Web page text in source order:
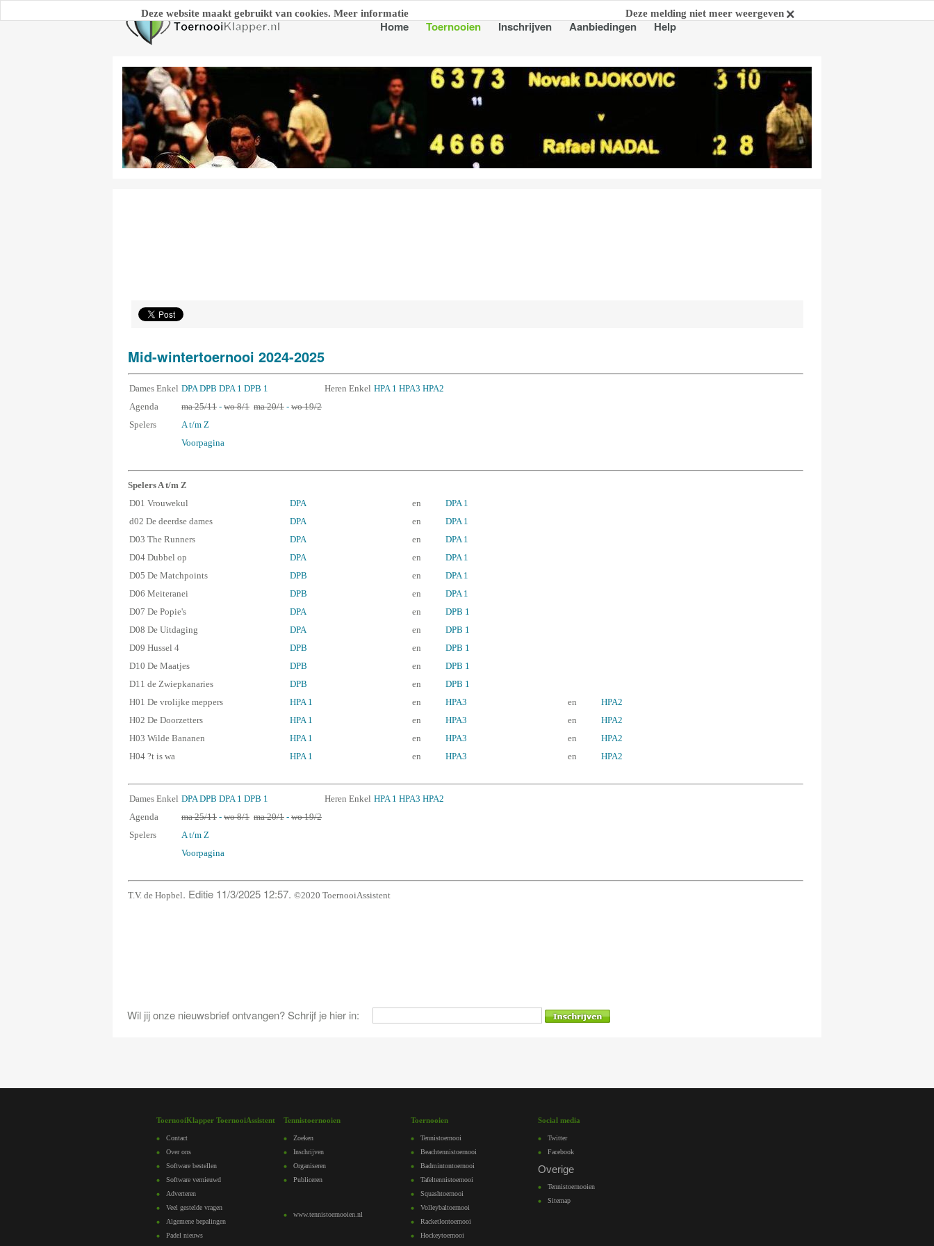
Mid-wintertoernooi 2024-2025
Dames Enkel DPA DPB DPA 1 DPB 1 Heren Enkel HPA 1 HPA3 HPA2
Agenda
ma 25/11 - wo 8/1 ma 20/1 - wo 19/2
Spelers
A t/m Z
Voorpagina
Spelers A t/m Z
D01 Vrouwekul
DPA en
DPA 1
d02 De deerdse dames
DPA en
DPA 1
D03 The Runners
DPA en
DPA 1
D04 Dubbel op
DPA en
DPA 1
D05 De Matchpoints
DPB en
DPA 1
D06 Meiteranei
DPB en
DPA 1
D07 De Popie's
DPA en
DPB 1
D08 De Uitdaging
DPA en
DPB 1
D09 Hussel 4
DPB en
DPB 1
D10 De Maatjes
DPB en
DPB 1
D11 de Zwiepkanaries
DPB en
DPB 1
H01 De vrolijke meppers
HPA 1 en HPA3 en
HPA2
H02 De Doorzetters
HPA 1 en HPA3 en
HPA2
H03 Wilde Bananen
HPA 1 en HPA3 en
HPA2
H04 ?t is wa
HPA 1 en HPA3 en HPA2
Dames Enkel DPA DPB DPA 1 DPB 1 Heren Enkel HPA 1 HPA3 HPA2
Agenda
ma 25/11 - wo 8/1 ma 20/1 - wo 19/2
Spelers
A t/m Z
Voorpagina
T.V. de Hopbel. Editie 11/3/2025 12:57. ©2020 ToernooiAssistent
Wil jij onze nieuwsbrief ontvangen? Schrijf je hier in:
Home Toernooien Inschrijven Aanbiedingen Help
ToernooiKlapper ToernooiAssistent
Contact
Over ons
Software bestellen
Software vernieuwd
Adverteren
Veel gestelde vragen
Algemene bepalingen
Padel nieuws
Tennistoernooien
Zoeken
Inschrijven
Organiseren
Publiceren
www.tennistoernooien.nl
Toernooien
Tennistoernooi
Beachtennistoernooi
Badmintontoernooi
Tafeltennistoernooi
Squashtoernooi
Volleybaltoernooi
Racketlontoernooi
Hockeytoernooi
Social media
Twitter
Facebook
Overige
Tennistoernooien
Sitemap
Deze website maakt gebruikt van cookies. Meer informatie Deze melding niet meer weergeven